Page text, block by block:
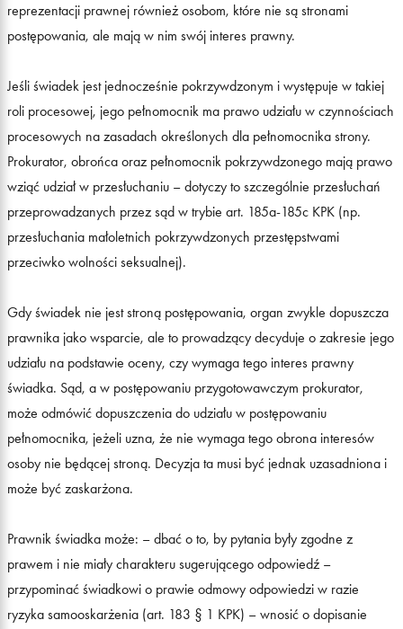
reprezentacji prawnej również osobom, które nie są stronami
postępowania, ale mają w nim swój interes prawny.
Jeśli świadek jest jednocześnie pokrzywdzonym i występuje w takiej
roli procesowej, jego pełnomocnik ma prawo udziału w czynnościach
procesowych na zasadach określonych dla pełnomocnika strony.
Prokurator, obrońca oraz pełnomocnik pokrzywdzonego mają prawo
wziąć udział w przesłuchaniu – dotyczy to szczególnie przesłuchań
przeprowadzanych przez sąd w trybie art. 185a-185c KPK (np.
przesłuchania małoletnich pokrzywdzonych przestępstwami
przeciwko wolności seksualnej).
Gdy świadek nie jest stroną postępowania, organ zwykle dopuszcza
prawnika jako wsparcie, ale to prowadzący decyduje o zakresie jego
udziału na podstawie oceny, czy wymaga tego interes prawny
świadka. Sąd, a w postępowaniu przygotowawczym prokurator,
może odmówić dopuszczenia do udziału w postępowaniu
pełnomocnika, jeżeli uzna, że nie wymaga tego obrona interesów
osoby nie będącej stroną. Decyzja ta musi być jednak uzasadniona i
może być zaskarżona.
Prawnik świadka może: – dbać o to, by pytania były zgodne z
prawem i nie miały charakteru sugerującego odpowiedź –
przypominać świadkowi o prawie odmowy odpowiedzi w razie
ryzyka samooskarżenia (art. 183 § 1 KPK) – wnosić o dopisanie